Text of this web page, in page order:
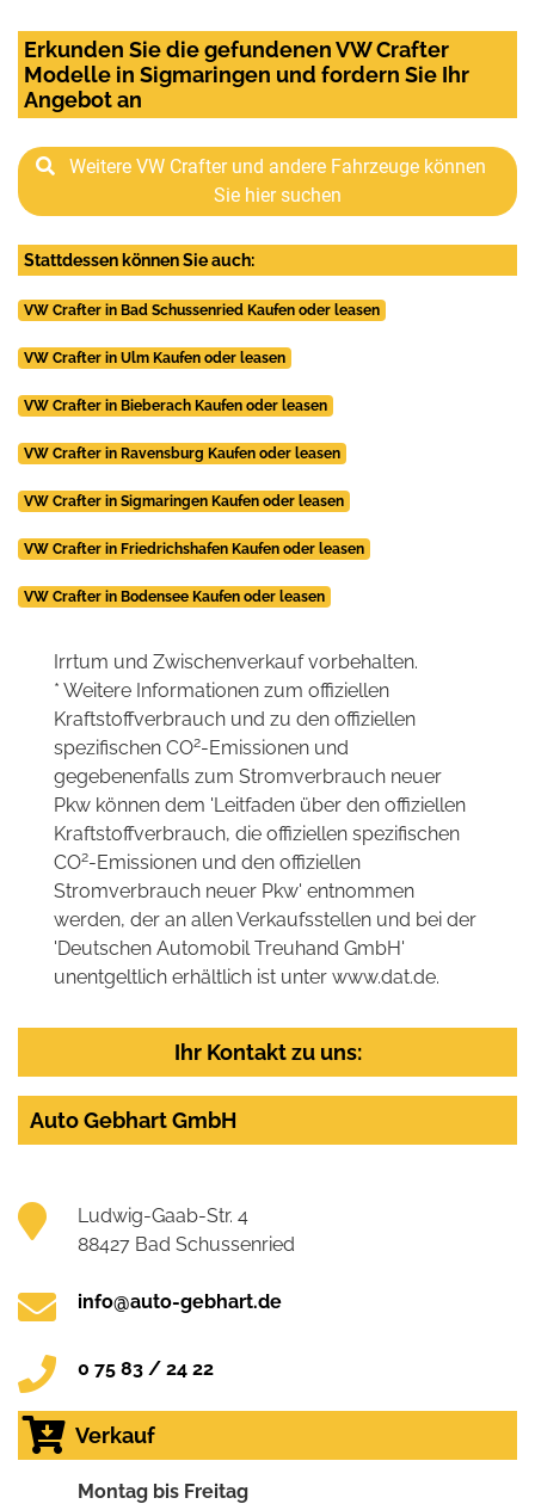
Erkunden Sie die gefundenen VW Crafter
Modelle in Sigmaringen und fordern Sie Ihr
Angebot an
Weitere VW Crafter und andere Fahrzeuge können
Sie hier suchen
Stattdessen können Sie auch:
VW Crafter in Bad Schussenried Kaufen oder leasen
VW Crafter in Ulm Kaufen oder leasen
VW Crafter in Bieberach Kaufen oder leasen
VW Crafter in Ravensburg Kaufen oder leasen
VW Crafter in Sigmaringen Kaufen oder leasen
VW Crafter in Friedrichshafen Kaufen oder leasen
VW Crafter in Bodensee Kaufen oder leasen
Irrtum und Zwischenverkauf vorbehalten.
* Weitere Informationen zum offiziellen
Kraftstoffverbrauch und zu den offiziellen
spezifischen CO2-Emissionen und
gegebenenfalls zum Stromverbrauch neuer
Pkw können dem 'Leitfaden über den offiziellen
Kraftstoffverbrauch, die offiziellen spezifischen
CO2-Emissionen und den offiziellen
Stromverbrauch neuer Pkw' entnommen
werden, der an allen Verkaufsstellen und bei der
'Deutschen Automobil Treuhand GmbH'
unentgeltlich erhältlich ist unter www.dat.de.
Ihr Kontakt zu uns:
Auto Gebhart GmbH
Ludwig-Gaab-Str. 4
88427 Bad Schussenried
info@auto-gebhart.de
0 75 83 / 24 22
Verkauf
Montag bis Freitag